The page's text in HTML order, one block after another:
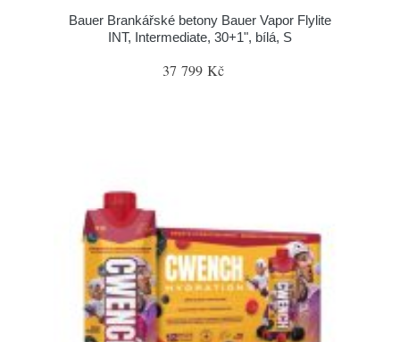
Bauer Brankářské betony Bauer Vapor Flylite
INT, Intermediate, 30+1", bílá, S
37 799 Kč